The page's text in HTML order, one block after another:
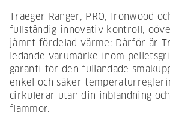
Traeger Ranger, PRO, Ironwood
fullständig innovativ kontroll,
jämnt fördelad värme: Därför är
ledande varumärke inom
garanti för den fulländade
enkel och säker
cirkulerar utan din inblandning
flammor.